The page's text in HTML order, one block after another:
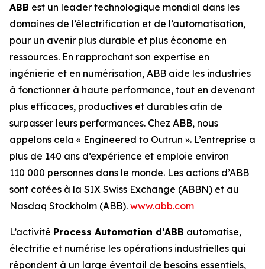
ABB est un leader technologique mondial dans les
domaines de l’électrification et de l’automatisation,
pour un avenir plus durable et plus économe en
ressources. En rapprochant son expertise en
ingénierie et en numérisation, ABB aide les industries
à fonctionner à haute performance, tout en devenant
plus efficaces, productives et durables afin de
surpasser leurs performances. Chez ABB, nous
appelons cela « Engineered to Outrun ». L’entreprise a
plus de 140 ans d’expérience et emploie environ
110 000 personnes dans le monde. Les actions d’ABB
sont cotées à la SIX Swiss Exchange (ABBN) et au
Nasdaq Stockholm (ABB). www.abb.com
L’activité Process Automation d’ABB automatise,
électrifie et numérise les opérations industrielles qui
répondent à un large éventail de besoins essentiels,